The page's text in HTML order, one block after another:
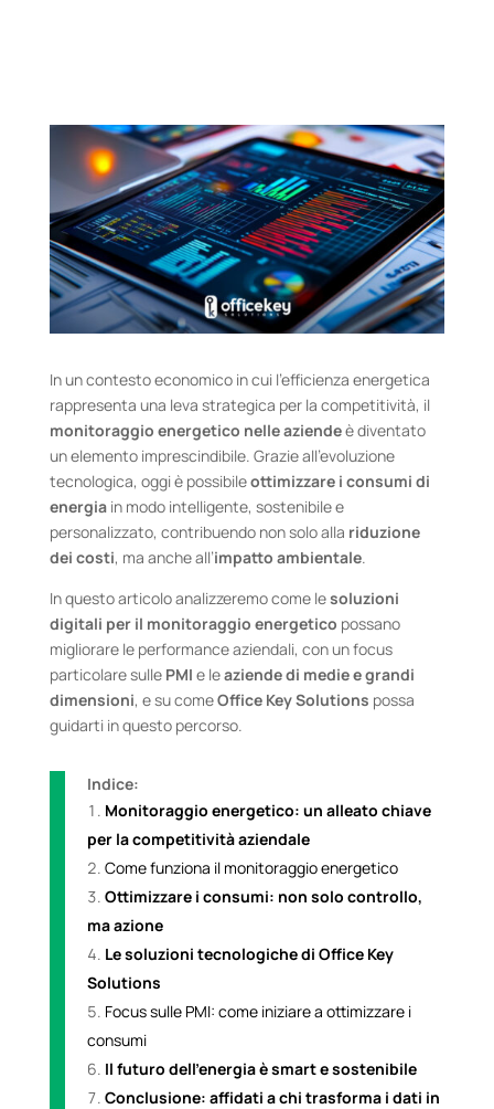
In un contesto economico in cui l’efficienza energetica
rappresenta una leva strategica per la competitività, il
monitoraggio energetico nelle aziendeè diventato
un elemento imprescindibile. Grazie all’evoluzione
tecnologica, oggi è possibileottimizzare i consumi di
energiain modo intelligente, sostenibile e
personalizzato, contribuendo non solo alla riduzione
dei costi, ma anche all’impatto ambientale.
In questo articolo analizzeremo come lesoluzioni
digitali per il monitoraggio energetico possano
migliorare le performance aziendali, con un focus
particolare sulle PMI e leaziende di medie e grandi
dimensioni, e su comeOffice Key Solutions possa
guidarti in questo percorso.
Indice:
Monitoraggio energetico: un alleato chiave
per la competitività aziendale
Come funziona il monitoraggio energetico
Ottimizzare i consumi: non solo controllo,
ma azione
Le soluzioni tecnologiche di Office Key
Solutions
Focus sulle PMI: come iniziare a ottimizzare i
consumi
Il futuro dell’energia è smart e sostenibile
Conclusione: affidati a chi trasforma i dati in